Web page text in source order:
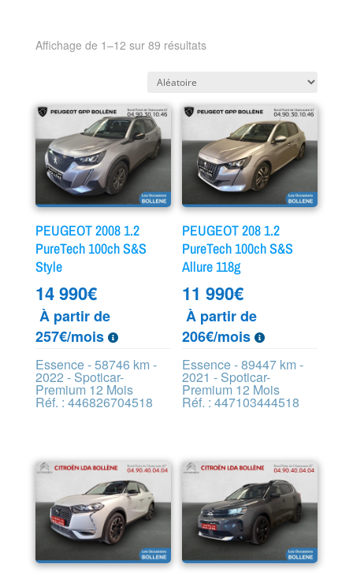
Affichage de 1–12 sur 89 résultats
PEUGEOT 2008 1.2
PureTech 100ch S&S
Style
14 990€
À partir de
257€/mois
Essence - 58746 km -
2022 - Spoticar-
Premium 12 Mois
Réf. : 446826704518
PEUGEOT 208 1.2
PureTech 100ch S&S
Allure 118g
11 990€
À partir de
206€/mois
Essence - 89447 km -
2021 - Spoticar-
Premium 12 Mois
Réf. : 447103444518